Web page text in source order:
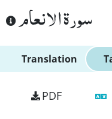
سورة الانعام
Translation
PDF